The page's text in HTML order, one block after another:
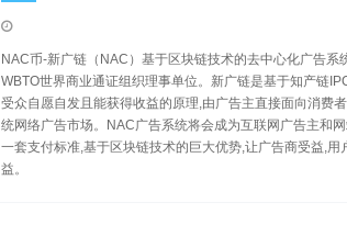
NAC币-新广链（NAC）基于区块链技术的去中心化广告系
WBTO世界商业通证组织理事单位。新广链是基于知产链
受众自愿自发且能获得收益的原理,由广告主直接面向消费
统网络广告市场。NAC广告系统将会成为互联网广告主和
一套支付标准,基于区块链技术的巨大优势,让广告商受益,用
益。